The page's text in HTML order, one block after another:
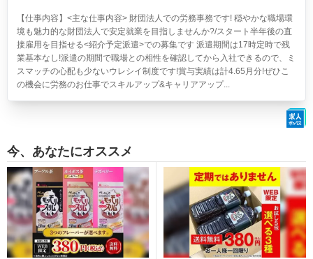
【仕事内容】<主な仕事内容> 財団法人での労務事務です! 穏やかな職場環
境も魅力的な財団法人で安定就業を目指しませんか?/スタート半年後の直
接雇用を目指せる<紹介予定派遣>での募集です 派遣期間は17時定時で残
業基本なし!派遣の期間で職場との相性を確認してから入社できるので、ミ
スマッチの心配も少ないウレシイ制度です!賞与実績は計4.65月分!ぜひこ
の機会に労務のお仕事でスキルアップ&キャリアアップ...
今、あなたにオススメ